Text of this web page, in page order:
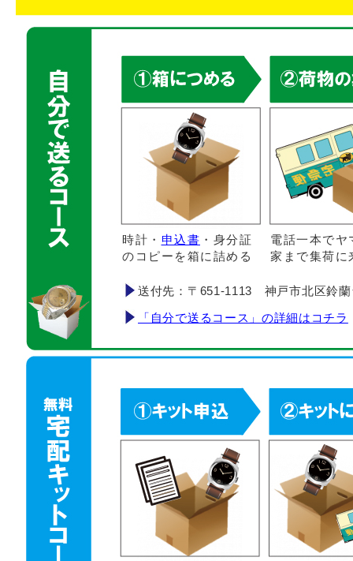
時計・ 申込書 ・身分証
のコピーを箱に詰める
電話一本でヤ
家まで集荷に
送付先：〒651-1113 神戸市北区鈴
「自分で送るコース」の詳細はコチラ